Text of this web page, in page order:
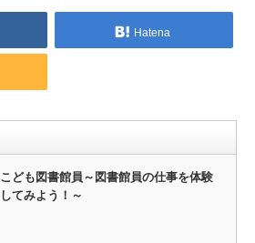
Hatena
こども図書館員～図書館員の仕事を体験
してみよう！～